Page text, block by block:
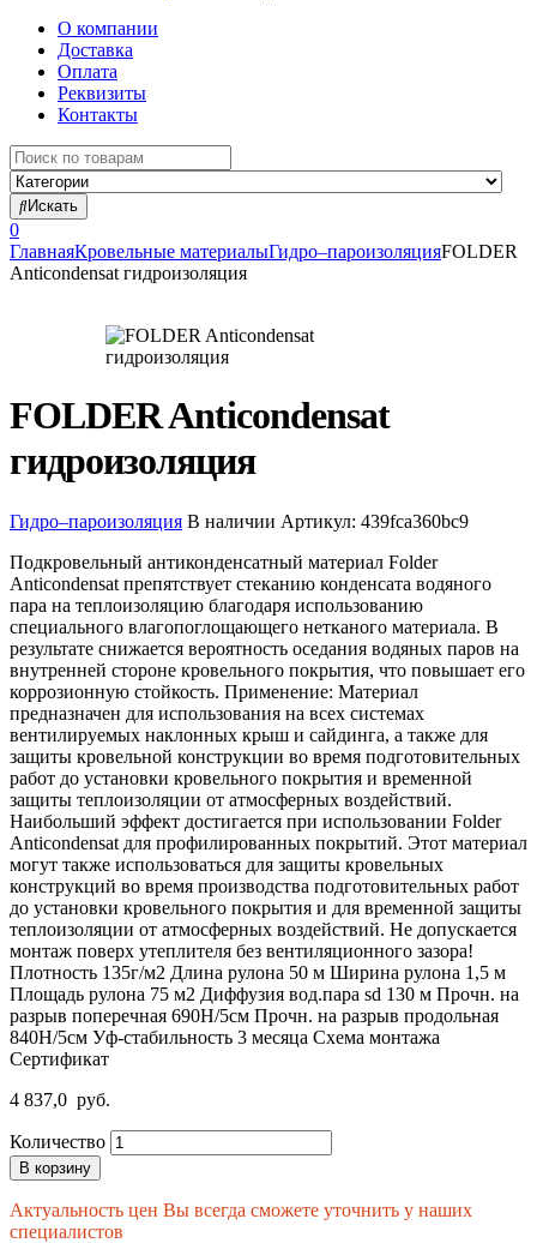
О компании
Доставка
Оплата
Реквизиты
Контакты
Search
for:
Искать
0
ГлавнаяКровельные материалыГидро–пароизоляцияFOLDER
Anticondensat гидроизоляция
FOLDER Anticondensat
гидроизоляция
Гидро–пароизоляция В наличии Артикул: 439fca360bc9
Подкровельный антиконденсатный материал Folder
Anticondensat препятствует стеканию конденсата водяного
пара на теплоизоляцию благодаря использованию
специального влагопоглощающего нетканого материала. В
результате снижается вероятность оседания водяных паров на
внутренней стороне кровельного покрытия, что повышает его
коррозионную стойкость. Применение: Материал
предназначен для использования на всех системах
вентилируемых наклонных крыш и сайдинга, а также для
защиты кровельной конструкции во время подготовительных
работ до установки кровельного покрытия и временной
защиты теплоизоляции от атмосферных воздействий.
Наибольший эффект достигается при использовании Folder
Anticondensat для профилированных покрытий. Этот материал
могут также использоваться для защиты кровельных
конструкций во время производства подготовительных работ
до установки кровельного покрытия и для временной защиты
теплоизоляции от атмосферных воздействий. Не допускается
монтаж поверх утеплителя без вентиляционного зазора!
Плотность 135г/м2 Длина рулона 50 м Ширина рулона 1,5 м
Площадь рулона 75 м2 Диффузия вод.пара sd 130 м Прочн. на
разрыв поперечная 690H/5см Прочн. на разрыв продольная
840H/5см Уф-стабильность 3 месяца Схема монтажа
Сертификат
4 837,0 руб.
Количество
В корзину
Актуальность цен Вы всегда сможете уточнить у наших
специалистов